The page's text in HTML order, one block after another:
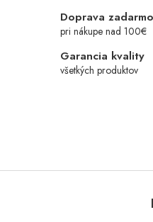
Doprava zadarmo
pri nákupe nad 100€
Garancia kvality
všetkých produktov